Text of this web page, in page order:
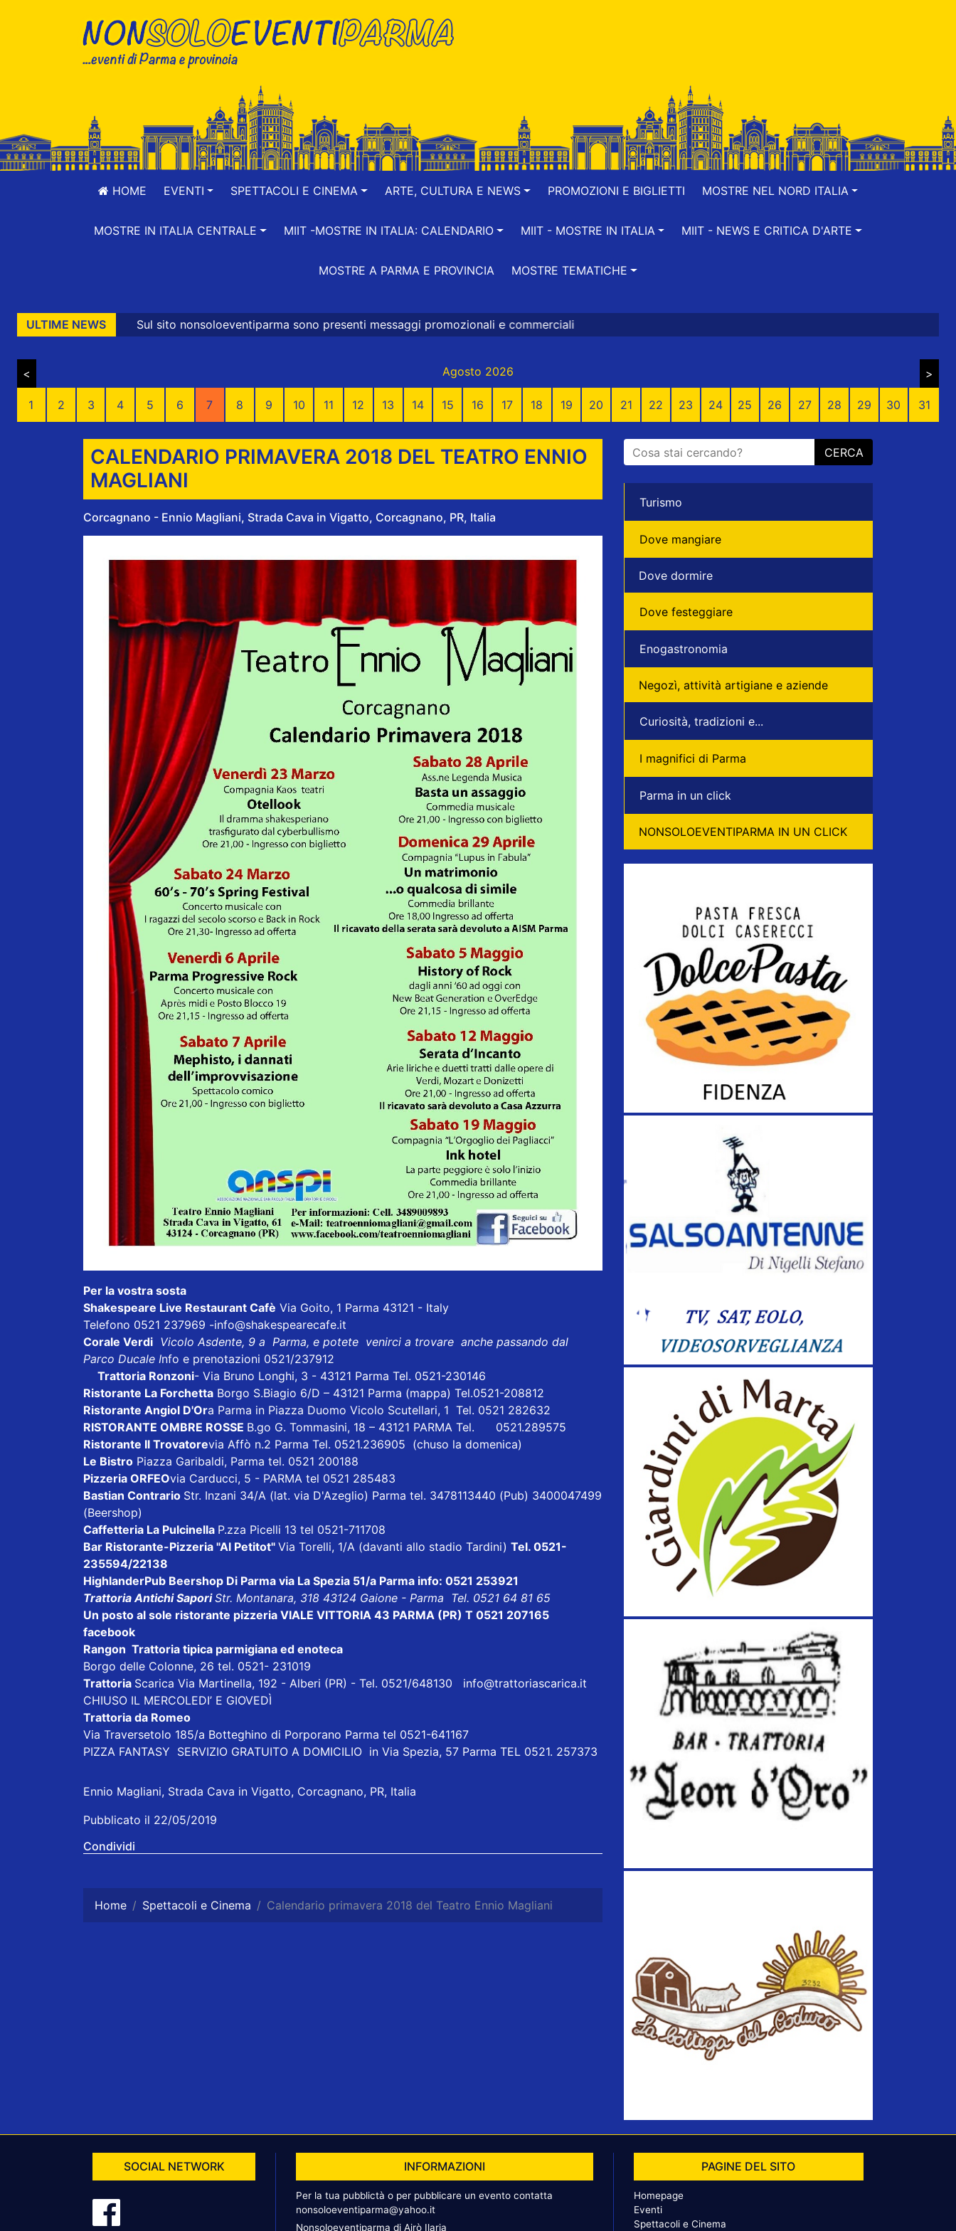
HOME EVENTI SPETTACOLI E CINEMA ARTE, CULTURA E NEWS PROMOZIONI E BIGLIETTI MOSTRE NEL NORD ITALIA
MOSTRE IN ITALIA CENTRALE MIIT -MOSTRE IN ITALIA: CALENDARIO MIIT - MOSTRE IN ITALIA MIIT - NEWS E CRITICA D'ARTE
MOSTRE A PARMA E PROVINCIA MOSTRE TEMATICHE
ULTIME NEWS
Sul sito nonsoloeventiparma sono presenti messaggi promozionali e commerciali
< Agosto 2026 >
1 2 3 4 5 6 7 8 9 10 11 12 13 14 15 16 17 18 19 20 21 22 23 24 25 26 27 28 29 30 31
CALENDARIO PRIMAVERA 2018 DEL TEATRO ENNIO
MAGLIANI
Corcagnano - Ennio Magliani, Strada Cava in Vigatto, Corcagnano, PR, Italia
Per la vostra sosta
Shakespeare Live Restaurant Cafè Via Goito, 1 Parma 43121 - Italy
Telefono 0521 237969 -info@shakespearecafe.it
Corale Verdi Vicolo Asdente, 9 a Parma, e potete venirci a trovare anche passando dal
Parco Ducale Info e prenotazioni 0521/237912
Trattoria Ronzoni- Via Bruno Longhi, 3 - 43121 Parma Tel. 0521-230146
Ristorante La Forchetta Borgo S.Biagio 6/D – 43121 Parma (mappa) Tel.0521-208812
Ristorante Angiol D'Ora Parma in Piazza Duomo Vicolo Scutellari, 1 Tel. 0521 282632
RISTORANTE OMBRE ROSSE B.go G. Tommasini, 18 – 43121 PARMA Tel. 0521.289575
Ristorante Il Trovatorevia Affò n.2 Parma Tel. 0521.236905 (chuso la domenica)
Le Bistro Piazza Garibaldi, Parma tel. 0521 200188
Pizzeria ORFEOvia Carducci, 5 - PARMA tel 0521 285483
Bastian Contrario Str. Inzani 34/A (lat. via D'Azeglio) Parma tel. 3478113440 (Pub) 3400047499
(Beershop)
Caffetteria La Pulcinella P.zza Picelli 13 tel 0521-711708
Bar Ristorante-Pizzeria "Al Petitot" Via Torelli, 1/A (davanti allo stadio Tardini) Tel. 0521-
235594/22138
HighlanderPub Beershop Di Parma via La Spezia 51/a Parma info: 0521 253921
Trattoria Antichi SaporiStr. Montanara, 318 43124 Gaione - Parma Tel. 0521 64 81 65
Un posto al sole ristorante pizzeria VIALE VITTORIA 43 PARMA (PR) T 0521 207165
facebook
Rangon Trattoria tipica parmigiana ed enoteca
Borgo delle Colonne, 26 tel. 0521- 231019
Trattoria Scarica Via Martinella, 192 - Alberi (PR) - Tel. 0521/648130 info@trattoriascarica.it
CHIUSO IL MERCOLEDI’ E GIOVEDÌ
Trattoria da Romeo
Via Traversetolo 185/a Botteghino di Porporano Parma tel 0521-641167
PIZZA FANTASY SERVIZIO GRATUITO A DOMICILIO in Via Spezia, 57 Parma TEL 0521. 257373
Ennio Magliani, Strada Cava in Vigatto, Corcagnano, PR, Italia
Pubblicato il 22/05/2019
Condividi
Home Spettacoli e Cinema Calendario primavera 2018 del Teatro Ennio Magliani
CERCA
Turismo
Dove mangiare
Dove dormire
Dove festeggiare
Enogastronomia
Negozì, attività artigiane e aziende
Curiosità, tradizioni e...
I magnifici di Parma
Parma in un click
NONSOLOEVENTIPARMA IN UN CLICK
SOCIAL NETWORK INFORMAZIONI
Per la tua pubblictà o per pubblicare un evento contatta
nonsoloeventiparma@yahoo.it
Nonsoloeventiparma di Airò Ilaria
PAGINE DEL SITO
Homepage
Eventi
Spettacoli e Cinema